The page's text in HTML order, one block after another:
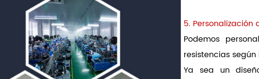
5.
Podemos
resistencias
Ya sea un